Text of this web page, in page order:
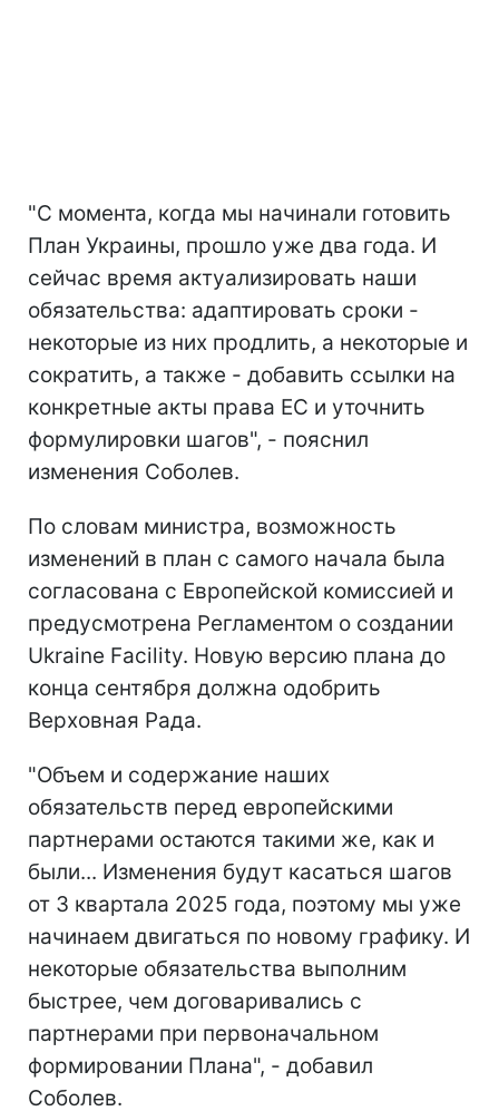
"С момента, когда мы начинали готовить
План Украины, прошло уже два года. И
сейчас время актуализировать наши
обязательства: адаптировать сроки -
некоторые из них продлить, а некоторые и
сократить, а также - добавить ссылки на
конкретные акты права ЕС и уточнить
формулировки шагов", - пояснил
изменения Соболев.
По словам министра, возможность
изменений в план с самого начала была
согласована с Европейской комиссией и
предусмотрена Регламентом о создании
Ukraine Facility. Новую версию плана до
конца сентября должна одобрить
Верховная Рада.
"Объем и содержание наших
обязательств перед европейскими
партнерами остаются такими же, как и
были... Изменения будут касаться шагов
от 3 квартала 2025 года, поэтому мы уже
начинаем двигаться по новому графику. И
некоторые обязательства выполним
быстрее, чем договаривались с
партнерами при первоначальном
формировании Плана", - добавил
Соболев.